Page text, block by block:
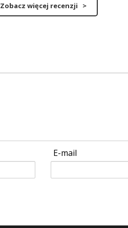
Zobacz więcej recenzji >
E-mail